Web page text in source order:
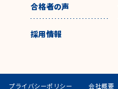
合格者の声
採用情報
プライバシーポリシー 会社概要